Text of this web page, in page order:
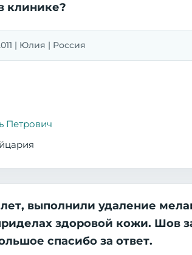
клинике?
| Юлия | Россия
Петрович
выполнили удаление
здоровой кожи. Шов
спасибо за ответ.